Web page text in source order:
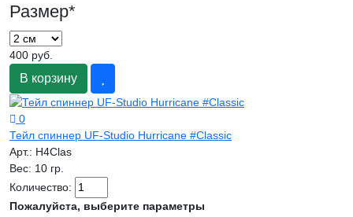
Размер*
400 руб.
В корзину
0
Тейл спиннер UF-Studio Hurricane #Classic
Арт.: H4Clas
Вес: 10 гр.
Количество:
Пожалуйста, выберите параметры